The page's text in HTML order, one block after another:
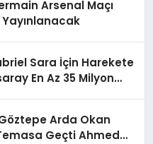
Arsenal Maçı
Yayınlanacak
Sara İçin Harekete
En Az 35 Milyon
Arda Okan
Geçti Ahmed